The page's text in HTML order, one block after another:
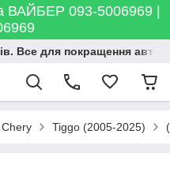
093-5006969 |
Все для покращення
Chery Tiggo (2005-2025)